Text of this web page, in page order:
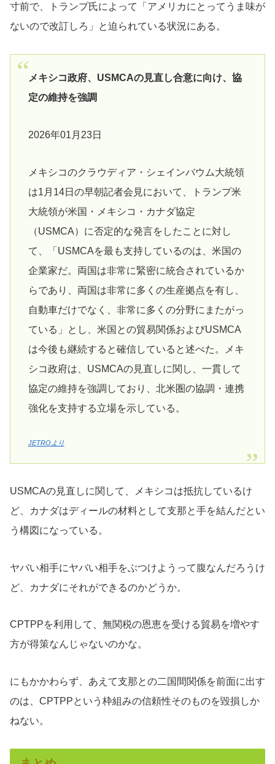
寸前で、トランプ氏によって「アメリカにとってうま味が
ないので改訂しろ」と迫られている状況にある。
メキシコ政府、USMCAの見直し合意に向け、協
定の維持を強調
2026年01月23日
メキシコのクラウディア・シェインバウム大統領
は1月14日の早朝記者会見において、トランプ米
大統領が米国・メキシコ・カナダ協定
（USMCA）に否定的な発言をしたことに対し
て、「USMCAを最も支持しているのは、米国の
企業家だ。両国は非常に緊密に統合されているか
らであり、両国は非常に多くの生産拠点を有し、
自動車だけでなく、非常に多くの分野にまたがっ
ている」とし、米国との貿易関係およびUSMCA
は今後も継続すると確信していると述べた。メキ
シコ政府は、USMCAの見直しに関し、一貫して
協定の維持を強調しており、北米圏の協調・連携
強化を支持する立場を示している。
JETROより
USMCAの見直しに関して、メキシコは抵抗しているけ
ど、カナダはディールの材料として支那と手を結んだとい
う構図になっている。
ヤバい相手にヤバい相手をぶつけようって腹なんだろうけ
ど、カナダにそれができるのかどうか。
CPTPPを利用して、無関税の恩恵を受ける貿易を増やす
方が得策なんじゃないのかな。
にもかかわらず、あえて支那との二国間関係を前面に出す
のは、CPTPPという枠組みの信頼性そのものを毀損しか
ねない。